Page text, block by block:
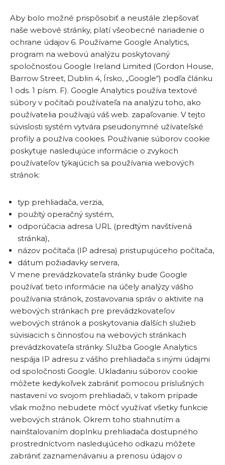
Aby bolo možné prispôsobiť a neustále zlepšovať
naše webové stránky, platí všeobecné nariadenie o
ochrane údajov 6. Používame Google Analytics,
program na webovú analýzu poskytovaný
spoločnosťou Google Ireland Limited (Gordon House,
Barrow Street, Dublin 4, Írsko, „Google“) podľa článku
1 ods. 1 písm. F). Google Analytics používa textové
súbory v počítači používateľa na analýzu toho, ako
používatelia používajú váš web. zapaľovanie. V tejto
súvislosti systém vytvára pseudonymné užívateľské
profily a používa cookies. Používanie súborov cookie
poskytuje nasledujúce informácie o zvykoch
používateľov týkajúcich sa používania webových
stránok:
typ prehliadača, verzia,
použitý operačný systém,
odporúčacia adresa URL (predtým navštívená
stránka),
názov počítača (IP adresa) pristupujúceho počítača,
dátum požiadavky servera,
V mene prevádzkovateľa stránky bude Google
používať tieto informácie na účely analýzy vášho
používania stránok, zostavovania správ o aktivite na
webových stránkach pre prevádzkovateľov
webových stránok a poskytovania ďalších služieb
súvisiacich s činnosťou na webových stránkach
prevádzkovateľa stránky. Služba Google Analytics
nespája IP adresu z vášho prehliadača s inými údajmi
od spoločnosti Google. Ukladaniu súborov cookie
môžete kedykoľvek zabrániť pomocou príslušných
nastavení vo svojom prehliadači, v takom prípade
však možno nebudete môcť využívať všetky funkcie
webových stránok. Okrem toho stiahnutím a
nainštalovaním doplnku prehliadača dostupného
prostredníctvom nasledujúceho odkazu môžete
zabrániť zaznamenávaniu a prenosu údajov o